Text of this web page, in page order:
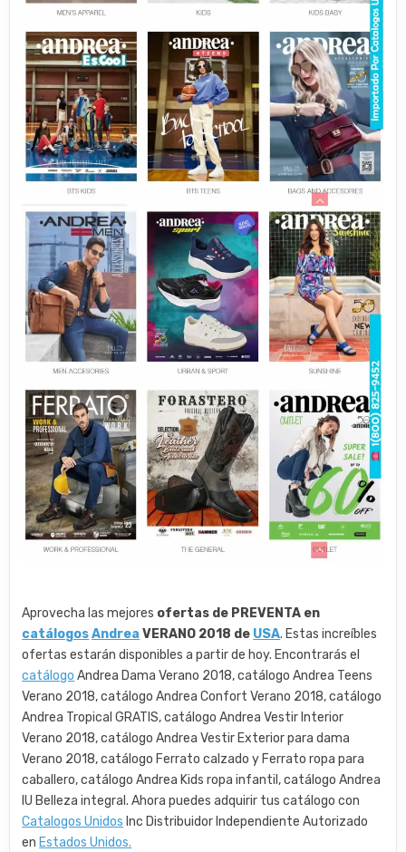
Aprovecha las mejores ofertas de PREVENTA en
catálogosAndrea VERANO 2018 de USA. Estas increíbles
ofertas estarán disponibles a partir de hoy. Encontrarás el
catálogo Andrea Dama Verano 2018, catálogo Andrea Teens
Verano 2018, catálogo Andrea Confort Verano 2018, catálogo
Andrea Tropical GRATIS, catálogo Andrea Vestir Interior
Verano 2018, catálogo Andrea Vestir Exterior para dama
Verano 2018, catálogo Ferrato calzado y Ferrato ropa para
caballero, catálogo Andrea Kids ropa infantil, catálogo Andrea
IU Belleza integral. Ahora puedes adquirir tus catálogo con
Catalogos Unidos Inc Distribuidor Independiente Autorizado
en Estados Unidos.